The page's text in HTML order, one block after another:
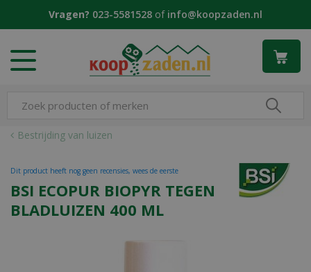
Bestrijding van luizen
Vragen? 023-5581528 of info@koopzaden.nl
BSI ECOPUR BIOPYR TEGEN
BLADLUIZEN 400 ML
Dit product heeft nog geen recensies, wees de eerste